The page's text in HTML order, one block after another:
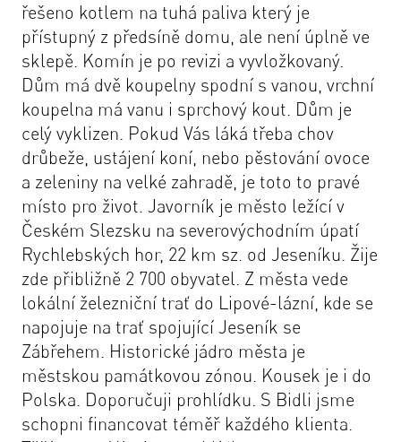
řešeno kotlem na tuhá paliva který je
přístupný z předsíně domu, ale není úplně ve
sklepě. Komín je po revizi a vyvložkovaný.
Dům má dvě koupelny spodní s vanou, vrchní
koupelna má vanu i sprchový kout. Dům je
celý vyklizen. Pokud Vás láká třeba chov
drůbeže, ustájení koní, nebo pěstování ovoce
a zeleniny na velké zahradě, je toto to pravé
místo pro život. Javorník je město ležící v
Českém Slezsku na severovýchodním úpatí
Rychlebských hor, 22 km sz. od Jeseníku. Žije
zde přibližně 2 700 obyvatel. Z města vede
lokální železniční trať do Lipové-lázní, kde se
napojuje na trať spojující Jeseník se
Zábřehem. Historické jádro města je
městskou památkovou zónou. Kousek je i do
Polska. Doporučuji prohlídku. S Bidli jsme
schopni financovat téměř každého klienta.